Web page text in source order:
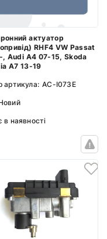
актуатор
RHF4 VW Passat
, Audi A4 07-15, Skoda
A7 13-19
артикула: AC-I073E
в наявності